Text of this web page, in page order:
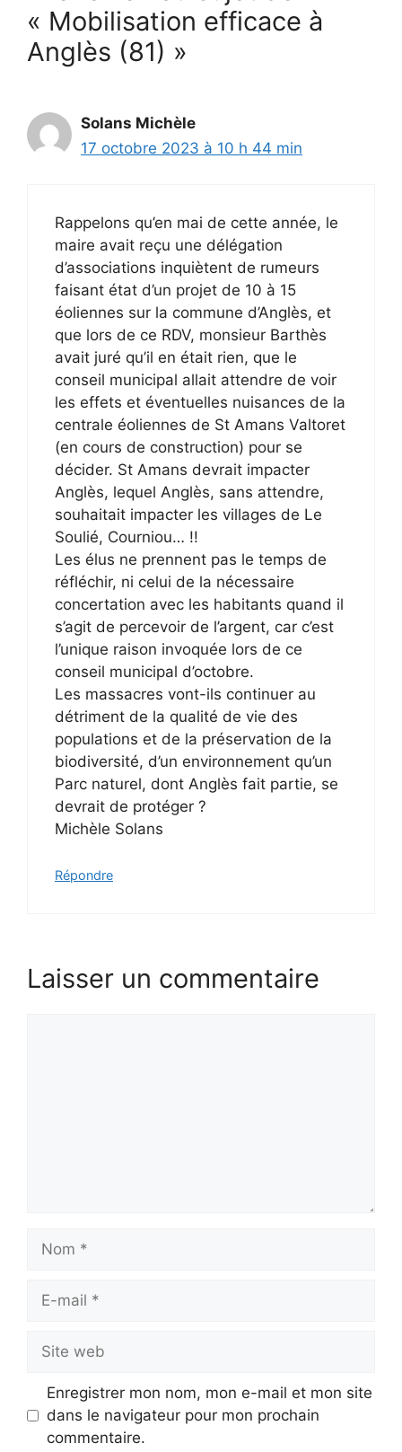
« Mobilisation efficace à
Anglès (81) »
Solans Michèle
17 octobre 2023 à 10 h 44 min
Rappelons qu’en mai de cette année, le
maire avait reçu une délégation
d’associations inquiètent de rumeurs
faisant état d’un projet de 10 à 15
éoliennes sur la commune d’Anglès, et
que lors de ce RDV, monsieur Barthès
avait juré qu’il en était rien, que le
conseil municipal allait attendre de voir
les effets et éventuelles nuisances de la
centrale éoliennes de St Amans Valtoret
(en cours de construction) pour se
décider. St Amans devrait impacter
Anglès, lequel Anglès, sans attendre,
souhaitait impacter les villages de Le
Soulié, Courniou… !!
Les élus ne prennent pas le temps de
réfléchir, ni celui de la nécessaire
concertation avec les habitants quand il
s’agit de percevoir de l’argent, car c’est
l’unique raison invoquée lors de ce
conseil municipal d’octobre.
Les massacres vont-ils continuer au
détriment de la qualité de vie des
populations et de la préservation de la
biodiversité, d’un environnement qu’un
Parc naturel, dont Anglès fait partie, se
devrait de protéger ?
Michèle Solans
Répondre
Laisser un commentaire
Nom
Site
web
Enregistrer mon nom, mon e-mail et mon site
dans le navigateur pour mon prochain
commentaire.